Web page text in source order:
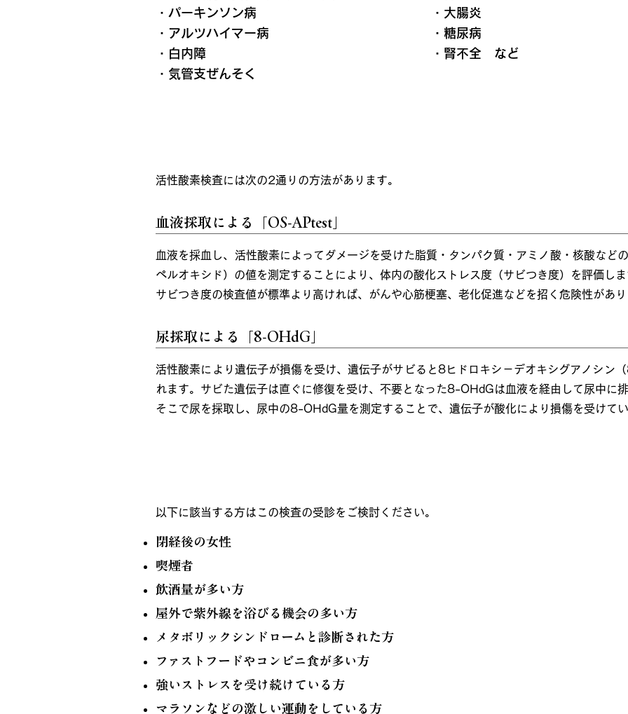
・パーキンソン病
・アルツハイマー病
・白内障
・気管支ぜんそく
・大腸炎
・糖尿病
・腎不全 など
活性酸素検査には次の2通りの方法があります。
血液採取による「OS-APtest」
血液を採血し、活性酸素によってダメージを受けた脂質・タンパク質・アミノ酸・核酸など
ペルオキシド）の値を測定することにより、体内の酸化ストレス度（サビつき度）を評価し
サビつき度の検査値が標準より高ければ、がんや心筋梗塞、老化促進などを招く危険性があ
尿採取による「8-OHdG」
活性酸素により遺伝子が損傷を受け、遺伝子がサビると8ヒドロキシ－デオキシグアノシン
れます。サビた遺伝子は直ぐに修復を受け、不要となった8-OHdGは血液を経由して尿中に
そこで尿を採取し、尿中の8-OHdG量を測定することで、遺伝子が酸化により損傷を受けて
以下に該当する方はこの検査の受診をご検討ください。
閉経後の女性
喫煙者
飲酒量が多い方
屋外で紫外線を浴びる機会の多い方
メタボリックシンドロームと診断された方
ファストフードやコンビニ食が多い方
強いストレスを受け続けている方
マラソンなどの激しい運動をしている方